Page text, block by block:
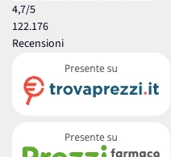
4,7/5
122.176
Recensioni